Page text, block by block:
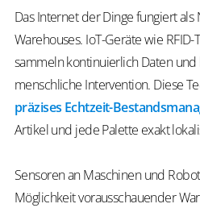
Das Internet der Dinge fungiert
Warehouses. IoT-Geräte wie
sammeln kontinuierlich Daten
menschliche Intervention. Diese
präzises Echtzeit-
Artikel und jede Palette exakt
Sensoren an Maschinen und
Möglichkeit vorausschauender